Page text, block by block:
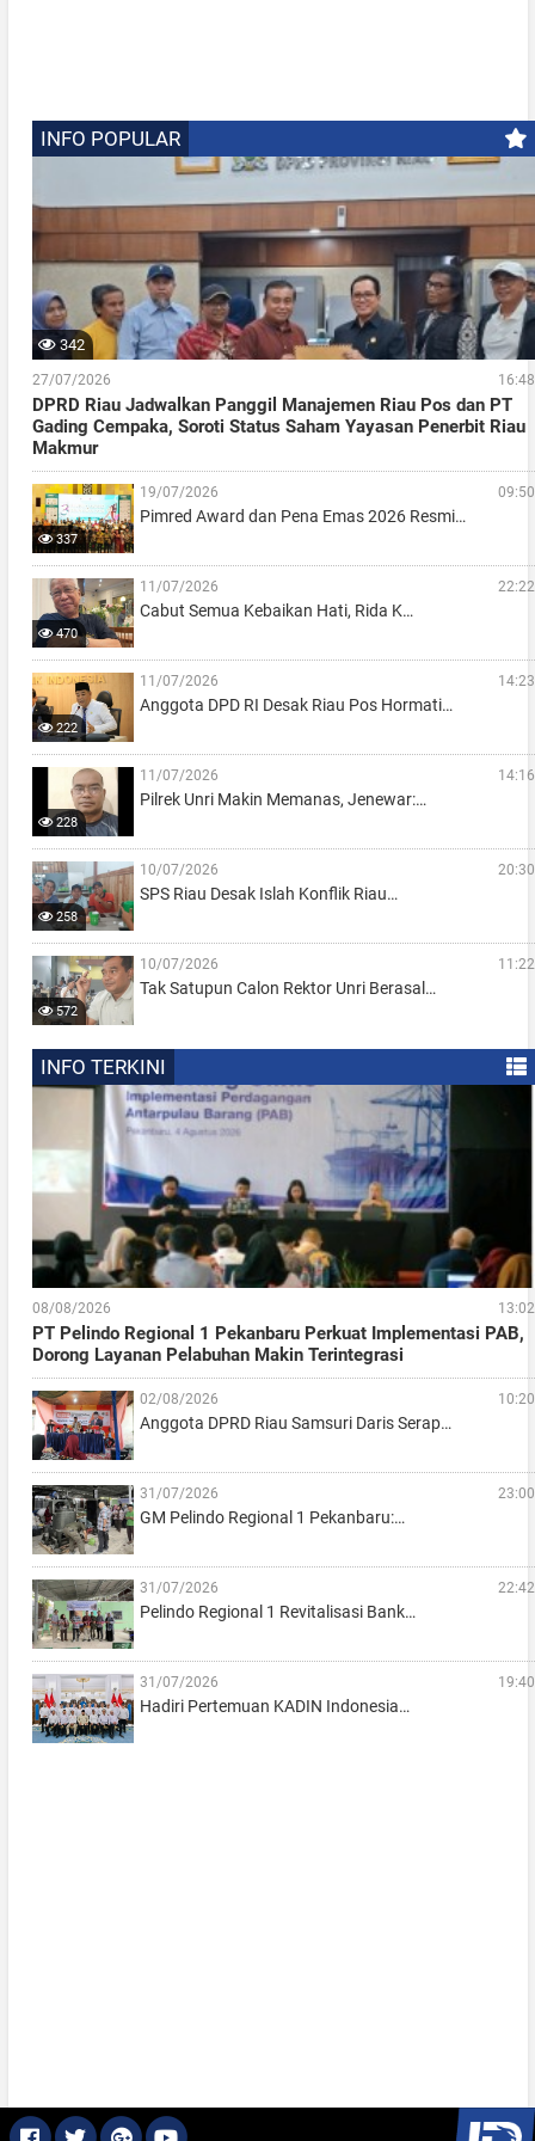
INFO POPULAR
342
27/07/2026 16:48
DPRD Riau Jadwalkan Panggil Manajemen Riau Pos dan PT
Gading Cempaka, Soroti Status Saham Yayasan Penerbit Riau
Makmur
337
19/07/2026 09:50
Pimred Award dan Pena Emas 2026 Resmi…
470
11/07/2026 22:22
Cabut Semua Kebaikan Hati, Rida K…
222
11/07/2026 14:23
Anggota DPD RI Desak Riau Pos Hormati…
228
11/07/2026 14:16
Pilrek Unri Makin Memanas, Jenewar:…
258
10/07/2026 20:30
SPS Riau Desak Islah Konflik Riau…
572
10/07/2026 11:22
Tak Satupun Calon Rektor Unri Berasal…
INFO TERKINI
08/08/2026 13:02
PT Pelindo Regional 1 Pekanbaru Perkuat Implementasi PAB,
Dorong Layanan Pelabuhan Makin Terintegrasi
02/08/2026 10:20
Anggota DPRD Riau Samsuri Daris Serap…
31/07/2026 23:00
GM Pelindo Regional 1 Pekanbaru:…
31/07/2026 22:42
Pelindo Regional 1 Revitalisasi Bank…
31/07/2026 19:40
Hadiri Pertemuan KADIN Indonesia…